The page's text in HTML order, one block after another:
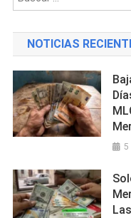
NOTICIAS
5